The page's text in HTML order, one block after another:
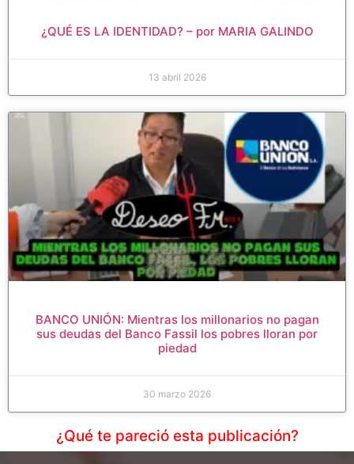
¿QUÉ ES LA IDENTIDAD? – por MARIA GALINDO
13 abril 2026
BANCO UNIÓN: Mientras los millonarios no pagan
sus deudas del Banco Fassil los pobres lloran por
piedad
30 marzo 2026
¿Qué te pareció esta publicación?